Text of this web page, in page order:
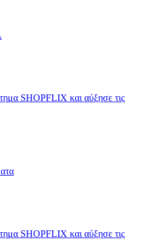
SHOPFLIX και αύξησε τις
SHOPFLIX και αύξησε τις